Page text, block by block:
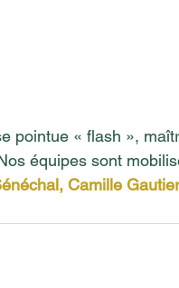
pointue « flash »,
équipes sont
énéchal, Camille Gautier